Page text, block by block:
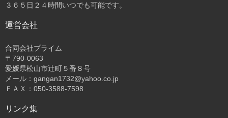
３６５日２４時間いつでも可能です。
運営会社
合同会社プライム
〒 790-0063
愛媛県松山市辻町５番８号
メール：gangan1732@yahoo.co.jp
ＦＡＸ：050-3588-7598
リンク集